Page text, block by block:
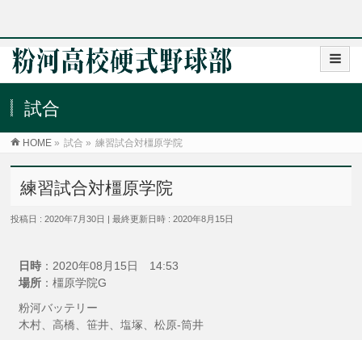
試合
HOME » 試合 » 練習試合対橿原学院
練習試合対橿原学院
投稿日 : 2020年7月30日 最終更新日時 : 2020年8月15日
日時 ：2020年08月15日 14:53
場所 ：橿原学院G
粉河バッテリー
木村、高橋、笹井、塩塚、松原-筒井